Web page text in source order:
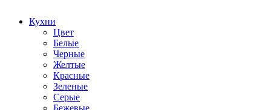
Кухни
Цвет
Белые
Черные
Желтые
Красные
Зеленые
Серые
Бежевые